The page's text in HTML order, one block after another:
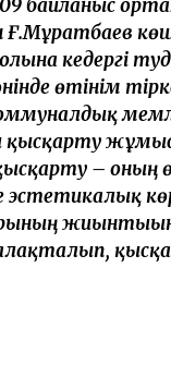
байланыс
Ғ.Мұратбаев
кедергі
өтінім
қысқарту
– оның